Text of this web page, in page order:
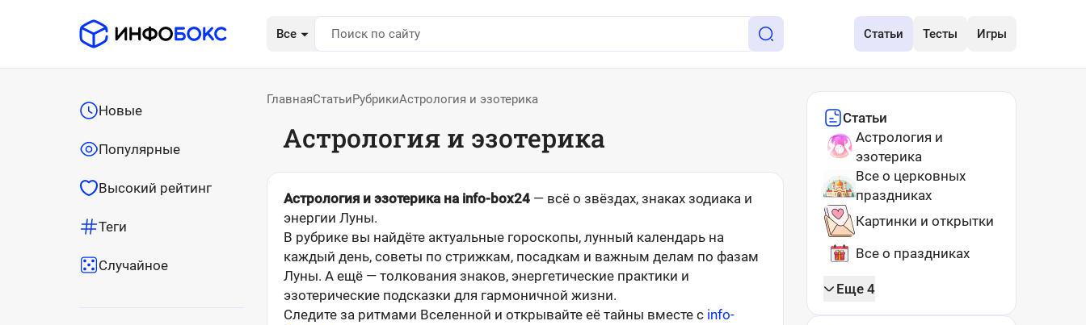
Все Статьи Тесты Игры
Новые
Популярные
Высокий рейтинг
Теги
Случайное
ГлавнаяСтатьиРубрикиАстрология и эзотерика
Астрология и эзотерика
Астрология и эзотерика на info-box24 — всё о звёздах, знаках зодиака и
энергии Луны.
В рубрике вы найдёте актуальные гороскопы, лунный календарь на
каждый день, советы по стрижкам, посадкам и важным делам по фазам
Луны. А ещё — толкования знаков, энергетические практики и
эзотерические подсказки для гармоничной жизни.
Следите за ритмами Вселенной и открывайте её тайны вместе с info-
Статьи
Астрология и
эзотерика
Все о церковных
праздниках
Картинки и открытки
Все о праздниках
Еще 4